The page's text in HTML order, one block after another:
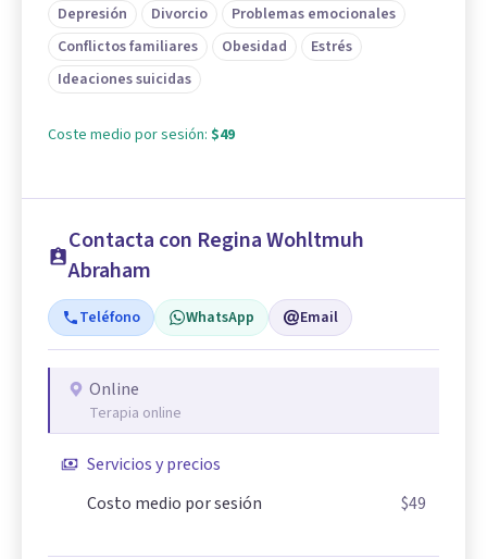
Depresión
Divorcio
Problemas emocionales
Conflictos familiares
Obesidad
Estrés
Ideaciones suicidas
Coste medio por sesión: $49
Contacta con Regina Wohltmuh
Abraham
Teléfono WhatsApp Email
Online
Terapia online
Servicios y precios
Costo medio por sesión
$49